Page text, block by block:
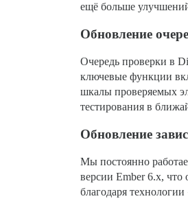
ещё больше
Обновление
Очередь проверки в
ключевые функции
шкалы проверяемых
тестирования в
Обновление
Мы постоянно
версии Ember 6.x,
благодаря